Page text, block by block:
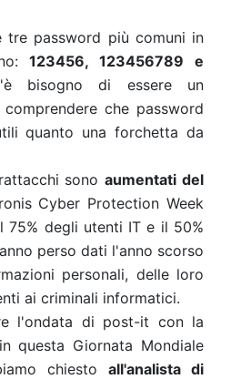
tre password più comuni in
123456, 123456789 e
bisogno di essere un
che password
quanto una forchetta da
sonoaumentati del
Cyber Protection Week
75% degli utenti IT e il 50%
perso dati l'anno scorso
personali, delle loro
ai criminali informatici.
l'ondata di post-it con la
questa Giornata Mondiale
chiesto all'analista di